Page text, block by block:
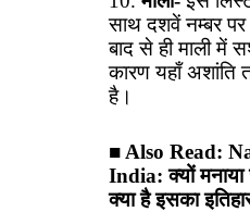
साथ दशवें नम्बर
बाद से ही माली में
कारण यहाँ अशांति
है।
■ Also Read:
India: क्यों मनाया
क्या है इसका